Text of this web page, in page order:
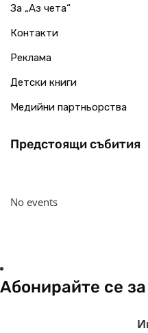
За „Аз чета“
Контакти
Реклама
Детски книги
Медийни партньорства
Предстоящи събития
No events
Абонирайте се